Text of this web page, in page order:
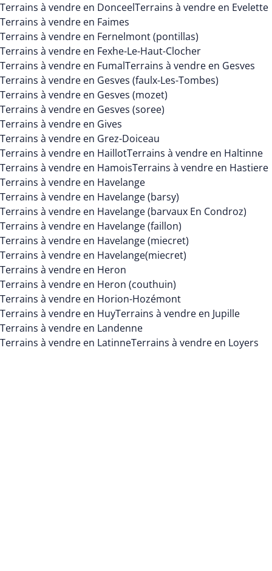
Terrains à vendre en DonceelTerrains à vendre en Evelette
Terrains à vendre en Faimes
Terrains à vendre en Fernelmont (pontillas)
Terrains à vendre en Fexhe-Le-Haut-Clocher
Terrains à vendre en FumalTerrains à vendre en Gesves
Terrains à vendre en Gesves (faulx-Les-Tombes)
Terrains à vendre en Gesves (mozet)
Terrains à vendre en Gesves (soree)
Terrains à vendre en Gives
Terrains à vendre en Grez-Doiceau
Terrains à vendre en HaillotTerrains à vendre en Haltinne
Terrains à vendre en HamoisTerrains à vendre en Hastiere
Terrains à vendre en Havelange
Terrains à vendre en Havelange (barsy)
Terrains à vendre en Havelange (barvaux En Condroz)
Terrains à vendre en Havelange (faillon)
Terrains à vendre en Havelange (miecret)
Terrains à vendre en Havelange(miecret)
Terrains à vendre en Heron
Terrains à vendre en Heron (couthuin)
Terrains à vendre en Horion-Hozémont
Terrains à vendre en HuyTerrains à vendre en Jupille
Terrains à vendre en Landenne
Terrains à vendre en LatinneTerrains à vendre en Loyers